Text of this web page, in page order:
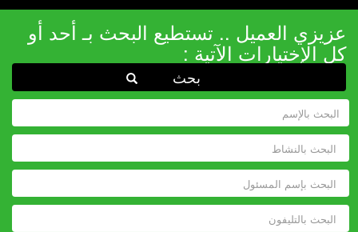
عزيزي العميل .. تستطيع البحث بـ أحد أو
كل الإختيارات الآتية :